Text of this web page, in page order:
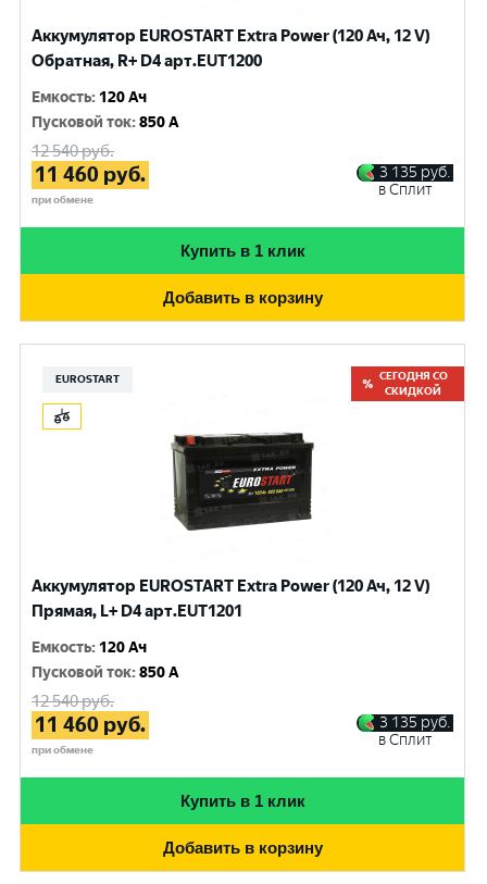
Аккумулятор EUROSTART Extra Power (120 Ач, 12 V)
Обратная, R+ D4 арт.EUT1200
Емкость: 120 Ач
Пусковой ток:850 A
12 540руб.
11 460 руб.
при обмене
3 135 руб.
в Сплит
Купить в 1 клик
Добавить в корзину
EUROSTART
СЕГОДНЯ СО
СКИДКОЙ
Аккумулятор EUROSTART Extra Power (120 Ач, 12 V)
Прямая, L+ D4 арт.EUT1201
Емкость: 120 Ач
Пусковой ток:850 A
12 540руб.
11 460 руб.
при обмене
3 135 руб.
в Сплит
Купить в 1 клик
Добавить в корзину